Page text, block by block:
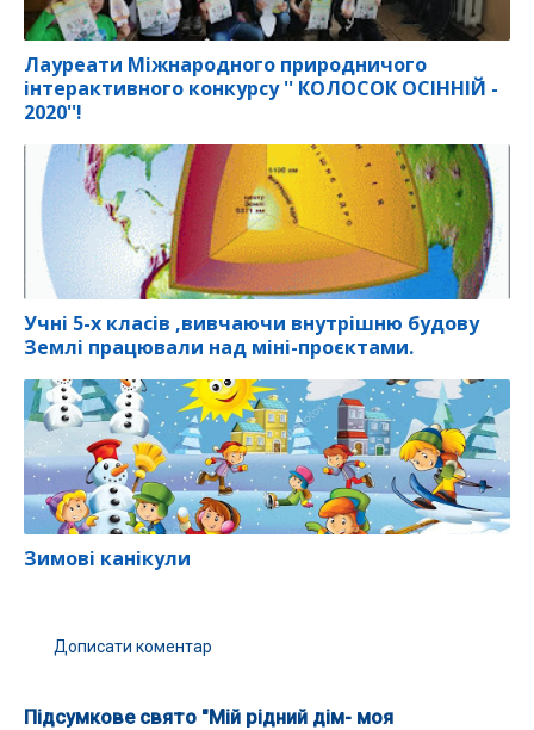
Лауреати Міжнародного природничого
інтерактивного конкурсу '' КОЛОСОК ОСІННІЙ -
2020''!
Учні 5-х класів ,вивчаючи внутрішню будову
Землі працювали над міні-проєктами.
Зимові канікули
Дописати коментар
Підсумкове свято "Мій рідний дім- моя